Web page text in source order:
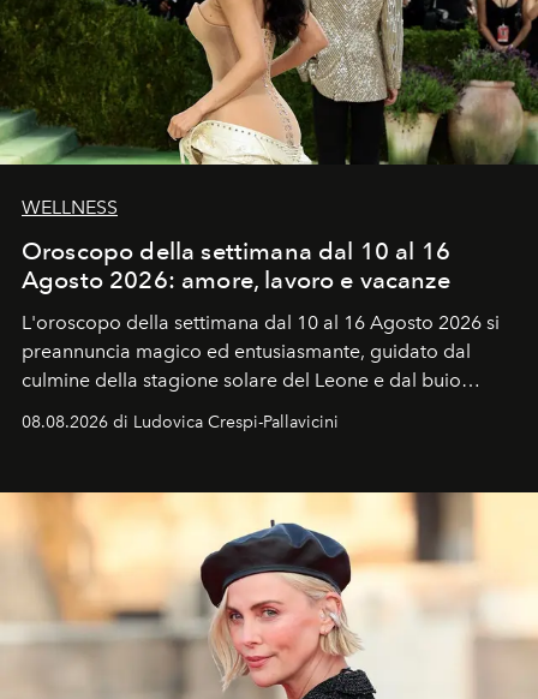
WELLNESS
Oroscopo della settimana dal 10 al 16
Agosto 2026: amore, lavoro e vacanze
L'oroscopo della settimana dal 10 al 16 Agosto 2026 si
preannuncia magico ed entusiasmante, guidato dal
culmine della stagione solare del Leone e dal buio
favorevole della Luna nuova in Leone del 12 agosto,
ideale per la notte delle Perseidi.
08.08.2026 di Ludovica Crespi-Pallavicini